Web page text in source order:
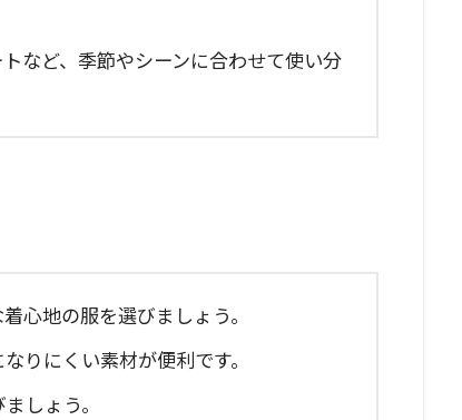
など、季節やシーンに合わせて使い分
心地の服を選びましょう。
りにくい素材が便利です。
しょう。